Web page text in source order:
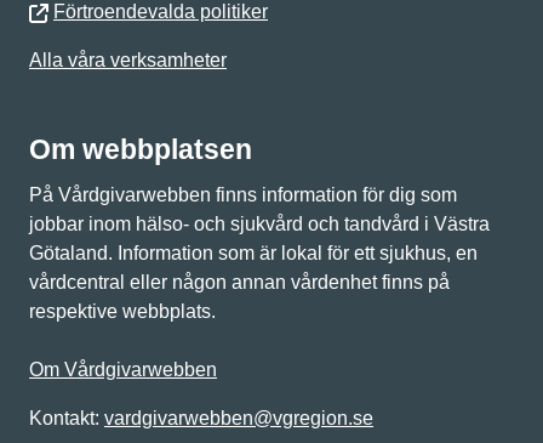
Förtroendevalda politiker
Alla våra verksamheter
Om webbplatsen
På Vårdgivarwebben finns information för dig som
jobbar inom hälso- och sjukvård och tandvård i Västra
Götaland. Information som är lokal för ett sjukhus, en
vårdcentral eller någon annan vårdenhet finns på
respektive webbplats.
Om Vårdgivarwebben
Kontakt: vardgivarwebben@vgregion.se